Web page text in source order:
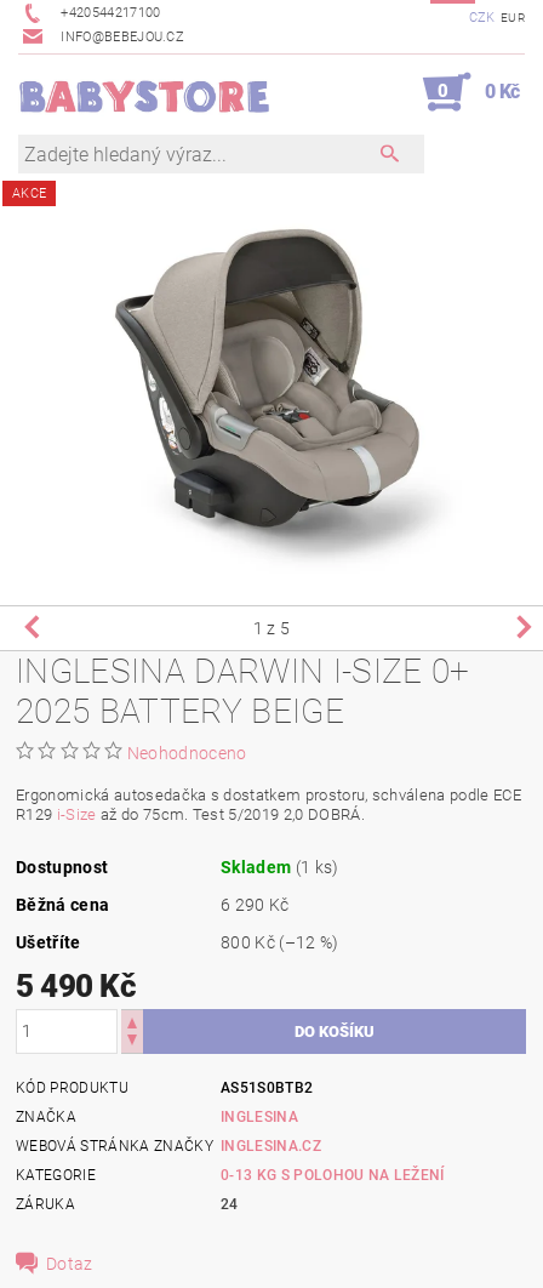
+420544217100
INFO@BEBEJOU.CZ
CZK EUR
0 0 Kč
AKCE
1 z 5
INGLESINA DARWIN I-SIZE 0+
2025 BATTERY BEIGE
Neohodnoceno
Ergonomická autosedačka s dostatkem prostoru, schválena podle ECE
R129 i-Size až do 75cm. Test 5/2019 2,0 DOBRÁ.
Dostupnost Skladem (1 ks)
Běžná cena
6 290 Kč
Ušetříte
800 Kč (–12 %)
5 490 Kč
KÓD PRODUKTU
AS51S0BTB2
ZNAČKA
INGLESINA
WEBOVÁ STRÁNKA ZNAČKY INGLESINA.CZ
KATEGORIE
0-13 KG S POLOHOU NA LEŽENÍ
ZÁRUKA
24
Dotaz